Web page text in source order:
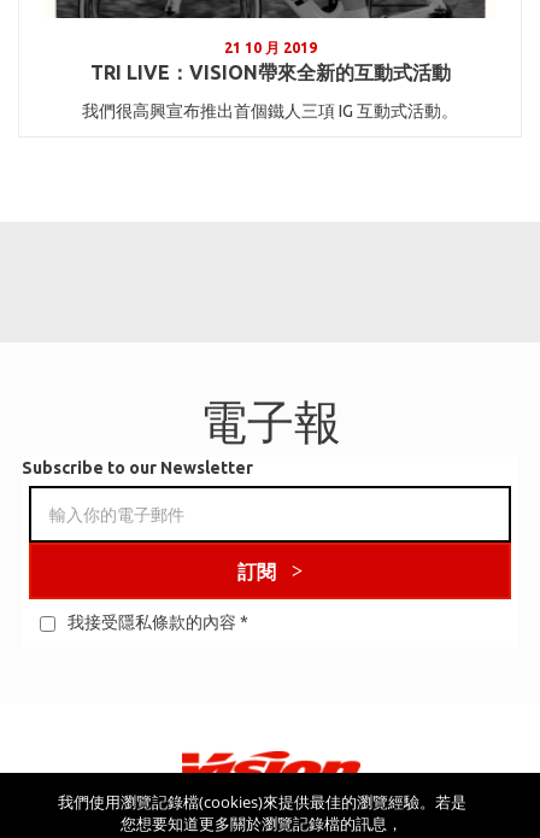
21 10 月 2019
TRI LIVE：VISION帶來全新的互動式活動
我們很高興宣布推出首個鐵人三項 IG 互動式活動。
電子報
Subscribe to our Newsletter
訂閱
我接受隱私條款的內容 *
看看其他網站
我們使用瀏覽記錄檔(cookies)來提供最佳的瀏覽經驗。若是
您想要知道更多關於瀏覽記錄檔的訊息，